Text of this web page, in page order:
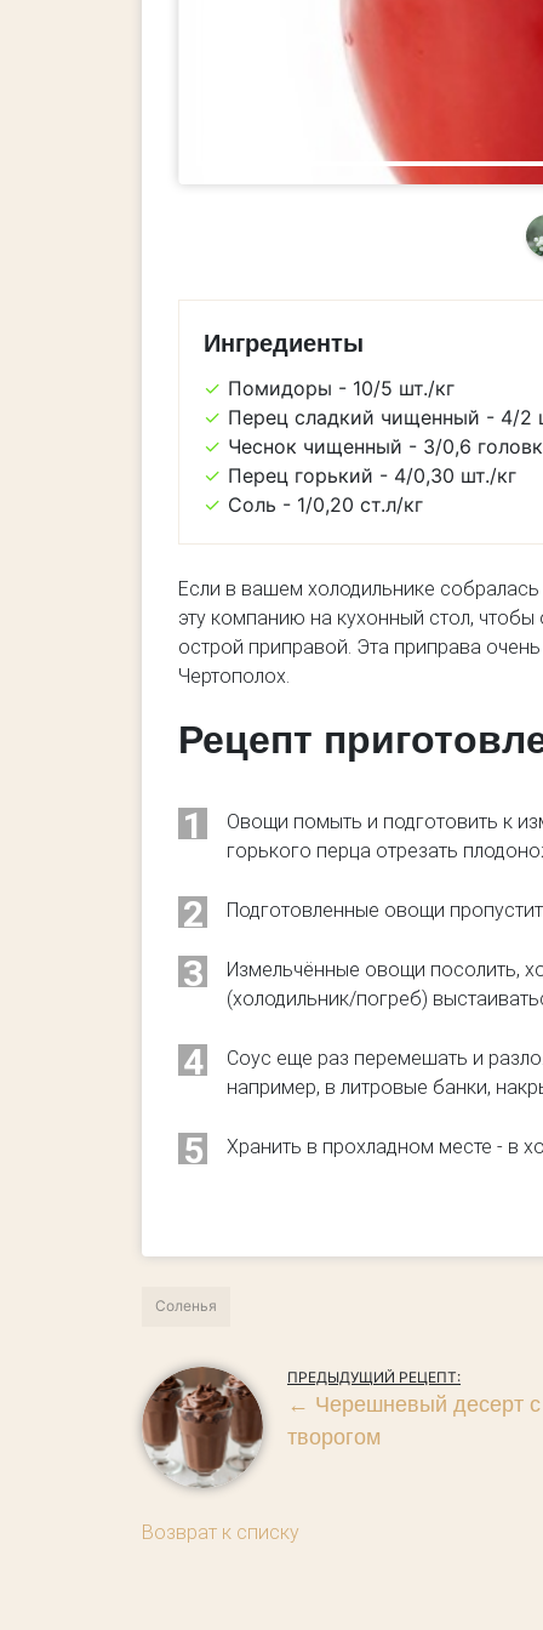
Ингредиенты
Помидоры - 10/5 шт./кг
Перец сладкий чищенный - 4/2
Чеснок чищенный - 3/0,6
Перец горький - 4/0,30 шт./кг
Соль - 1/0,20 ст.л/кг
Если в вашем холодильнике
эту компанию на кухонный стол,
острой приправой. Эта приправа
Чертополох.
Рецепт
1
Овощи помыть и подготовить к
горького перца отрезать
2 Подготовленные овощи
3
Измельчённые овощи посолить,
(холодильник/погреб)
4
Соус еще раз перемешать и
например, в литровые банки,
5 Хранить в прохладном месте - в
Соленья
ПРЕДЫДУЩИЙ РЕЦЕПТ:
← Черешневый десерт с
творогом
Возврат к списку